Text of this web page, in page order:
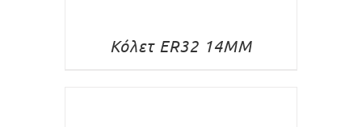
Κόλετ ER32 14MM